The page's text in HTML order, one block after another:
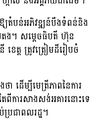
តំបន់អភិវឌ្ឍន៍បឹងទំពន់និង
តង។ សម្តេចធិបតី ហ៊ុន
ខេត្ត ត្រូវត្រៀមដីរៀបចំ
ដើម្បីមេត្រីភាពនៃការ
ការសាងសង់អគារនោះទេ
ប្រជាពលរដ្ឋ។